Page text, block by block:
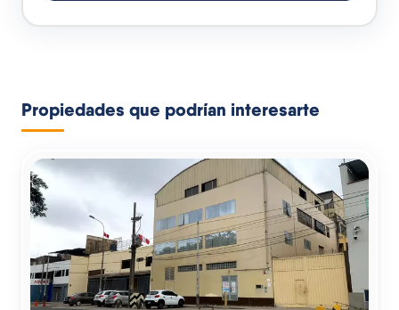
Propiedades que podrían interesarte